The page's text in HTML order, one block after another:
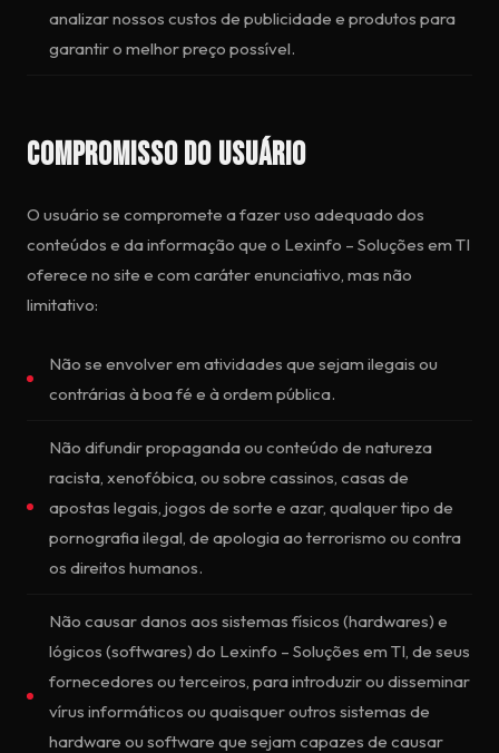
analizar nossos custos de publicidade e produtos para
garantir o melhor preço possível.
Compromisso do Usuário
O usuário se compromete a fazer uso adequado dos
conteúdos e da informação que o Lexinfo – Soluções em TI
oferece no site e com caráter enunciativo, mas não
limitativo:
Não se envolver em atividades que sejam ilegais ou
contrárias à boa fé e à ordem pública.
Não difundir propaganda ou conteúdo de natureza
racista, xenofóbica, ou sobre cassinos, casas de
apostas legais, jogos de sorte e azar, qualquer tipo de
pornografia ilegal, de apologia ao terrorismo ou contra
os direitos humanos.
Não causar danos aos sistemas físicos (hardwares) e
lógicos (softwares) do Lexinfo – Soluções em TI, de seus
fornecedores ou terceiros, para introduzir ou disseminar
vírus informáticos ou quaisquer outros sistemas de
hardware ou software que sejam capazes de causar